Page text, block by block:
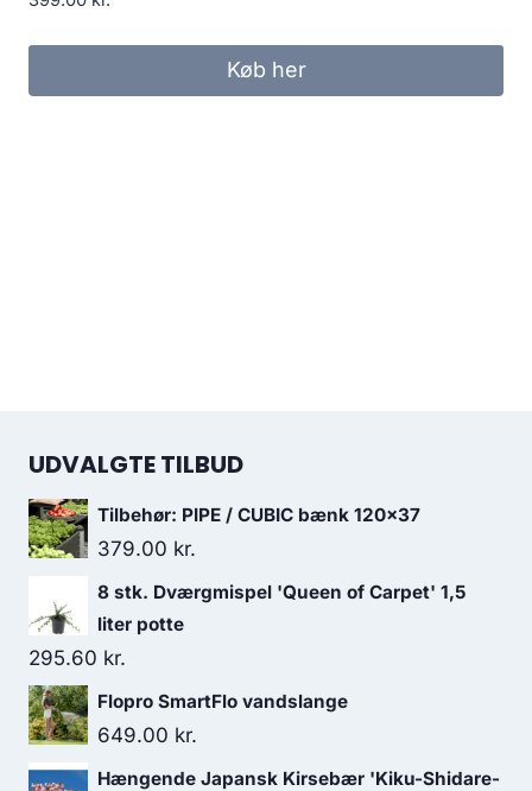
Køb her
UDVALGTE TILBUD
Tilbehør: PIPE / CUBIC bænk 120x37
379.00 kr.
8 stk. Dværgmispel 'Queen of Carpet' 1,5
liter potte
295.60 kr.
Flopro SmartFlo vandslange
649.00 kr.
Hængende Japansk Kirsebær 'Kiku-Shidare-